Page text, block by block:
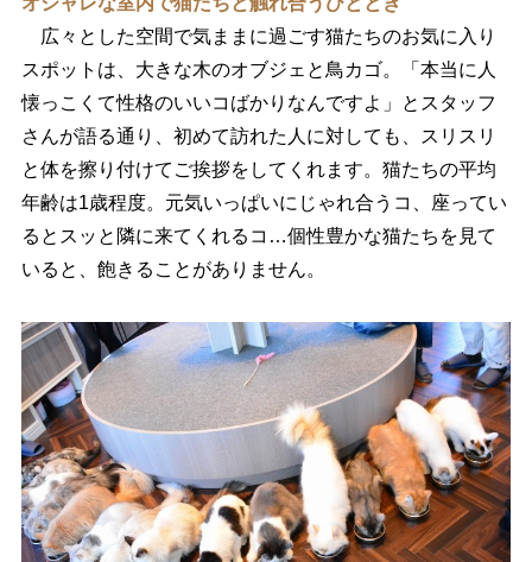
広々とした空間で気ままに過ごす猫たちのお気に入り
スポットは、大きな木のオブジェと鳥カゴ。「本当に人
懐っこくて性格のいいコばかりなんですよ」とスタッフ
さんが語る通り、初めて訪れた人に対しても、スリスリ
と体を擦り付けてご挨拶をしてくれます。猫たちの平均
年齢は1歳程度。元気いっぱいにじゃれ合うコ、座ってい
るとスッと隣に来てくれるコ…個性豊かな猫たちを見て
いると、飽きることがありません。